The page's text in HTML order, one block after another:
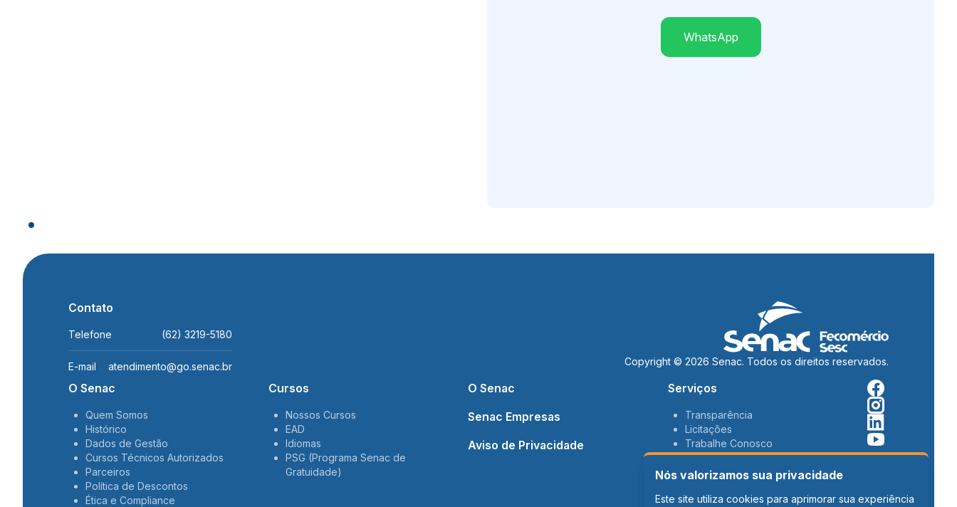
WhatsApp
Contato
Telefone (62) 3219-5180
E-mail atendimento@go.senac.br Copyright © 2026 Senac. Todos os direitos reservados.
O Senac
Quem Somos
Histórico
Dados de Gestão
Cursos Técnicos Autorizados
Parceiros
Política de Descontos
Ética e Compliance
Cursos
Nossos Cursos
EAD
Idiomas
PSG (Programa Senac de
Gratuidade)
O Senac
Senac Empresas
Aviso de Privacidade
Serviços
Transparência
Licitações
Trabalhe Conosco
Ouvidoria
Canal de denúncias
Noticias
Nós valorizamos sua privacidade
Este site utiliza cookies para aprimorar sua experiência